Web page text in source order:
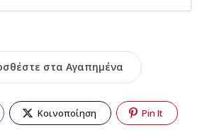
στα Αγαπημένα
Κοινοποίηση Pin It